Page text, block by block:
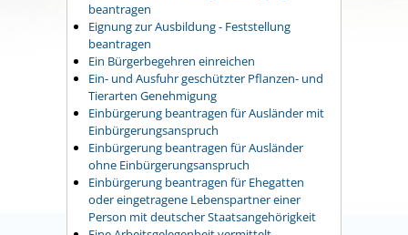
beantragen
Eignung zur Ausbildung - Feststellung
beantragen
Ein Bürgerbegehren einreichen
Ein- und Ausfuhr geschützter Pflanzen- und
Tierarten Genehmigung
Einbürgerung beantragen für Ausländer mit
Einbürgerungsanspruch
Einbürgerung beantragen für Ausländer
ohne Einbürgerungsanspruch
Einbürgerung beantragen für Ehegatten
oder eingetragene Lebenspartner einer
Person mit deutscher Staatsangehörigkeit